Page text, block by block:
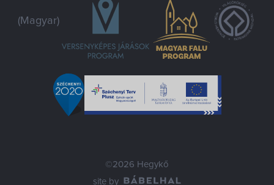
(Magyar)
©2026 Hegykő
site by